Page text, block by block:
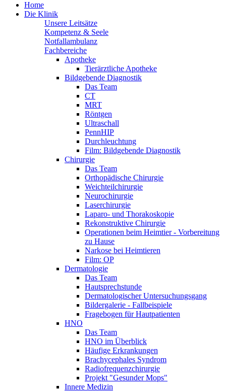
Home
Die Klinik
Unsere Leitsätze
Kompetenz & Seele
Notfallambulanz
Fachbereiche
Apotheke
Tierärztliche Apotheke
Bildgebende Diagnostik
Das Team
CT
MRT
Röntgen
Ultraschall
PennHIP
Durchleuchtung
Film: Bildgebende Diagnostik
Chirurgie
Das Team
Orthopädische Chirurgie
Weichteilchirurgie
Neurochirurgie
Laserchirurgie
Laparo- und Thorakoskopie
Rekonstruktive Chirurgie
Operationen beim Heimtier - Vorbereitung
zu Hause
Narkose bei Heimtieren
Film: OP
Dermatologie
Das Team
Hautsprechstunde
Dermatologischer Untersuchungsgang
Bildergalerie - Fallbeispiele
Fragebogen für Hautpatienten
HNO
Das Team
HNO im Überblick
Häufige Erkrankungen
Brachycephales Syndrom
Radiofrequenzchirurgie
Projekt "Gesunder Mops"
Innere Medizin